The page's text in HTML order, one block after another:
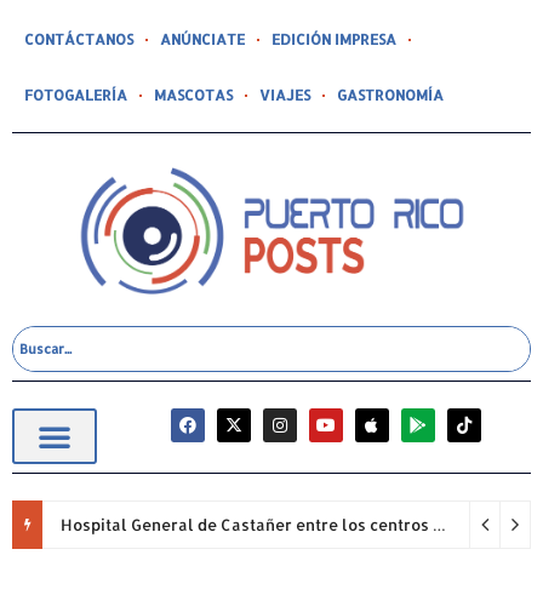
CONTÁCTANOS ANÚNCIATE EDICIÓN IMPRESA
FOTOGALERÍA MASCOTAS VIAJES GASTRONOMÍA
Hospital General de Castañer entre los centros de salud comunitarios con mejor desempeño clínico de Estados Unidos